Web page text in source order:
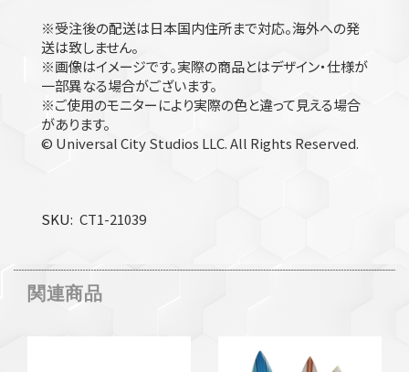
※受注後の配送は日本国内住所まで対応。海外への発
送は致しません。
※画像はイメージです。実際の商品とはデザイン・仕様が
一部異なる場合がございます。
※ご使用のモニターにより実際の色と違って見える場合
があります。
© Universal City Studios LLC. All Rights Reserved.
SKU CT1-21039
関連商品